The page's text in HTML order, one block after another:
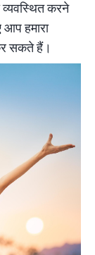
व्यवस्थित करने
आपहमारा
सकते हैं।